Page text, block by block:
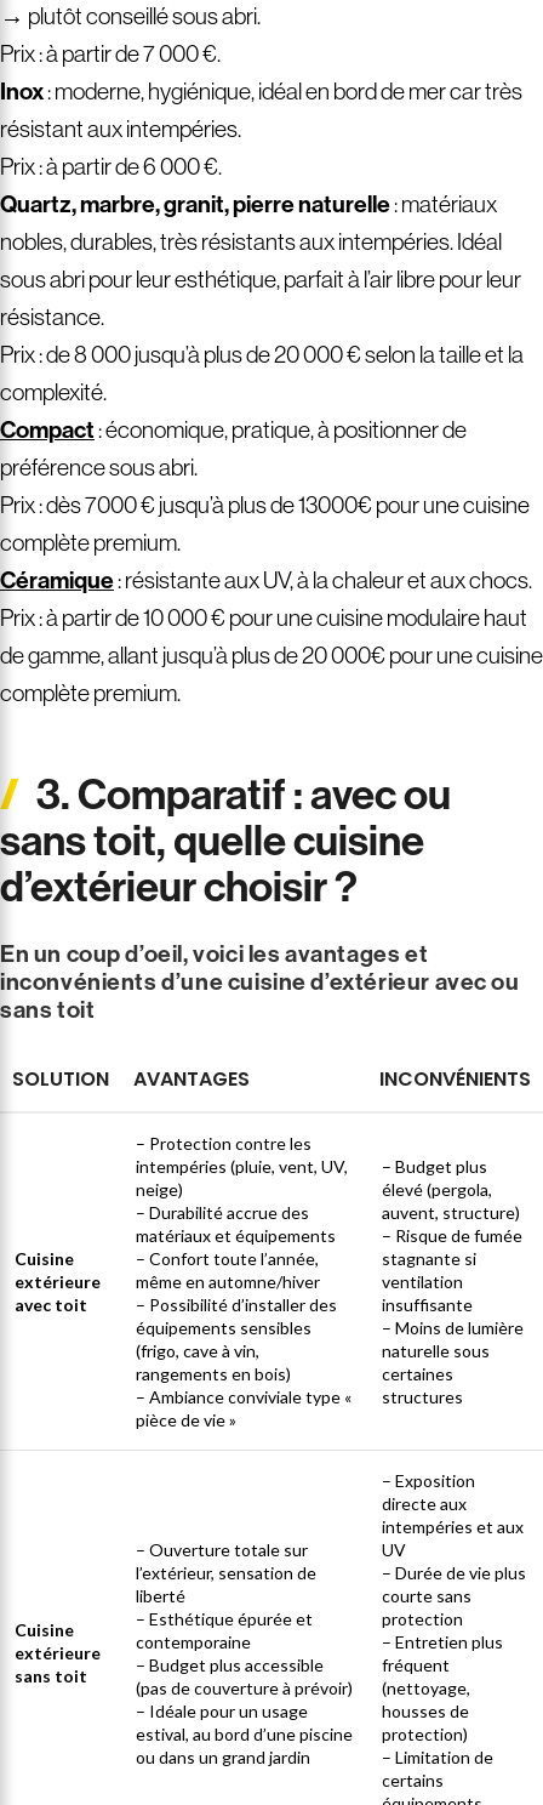
→ plutôt conseillé sous abri.
Prix : à partir de 7 000 €.
Inox: moderne, hygiénique, idéal en bord de mer car très
résistant aux intempéries.
Prix : à partir de 6 000 €.
Quartz, marbre, granit, pierre naturelle: matériaux
nobles, durables, très résistants aux intempéries. Idéal
sous abri pour leur esthétique, parfait à l’air libre pour leur
résistance.
Prix : de 8 000 jusqu’à plus de 20 000 € selon la taille et la
complexité.
Compact: économique, pratique, à positionner de
préférence sous abri.
Prix : dès 7000 € jusqu’à plus de 13000€ pour une cuisine
complète premium.
Céramique: résistante aux UV, à la chaleur et aux chocs.
Prix : à partir de 10 000 € pour une cuisine modulaire haut
de gamme, allant jusqu’à plus de 20 000€ pour une cuisine
complète premium.
3. Comparatif : avec ou
sans toit, quelle cuisine
d’extérieur choisir ?
En un coup d’oeil, voici les avantages et
inconvénients d’une cuisine d’extérieur avec ou
sans toit
SOLUTION AVANTAGES INCONVÉNIENTS
Cuisine
extérieure
avec toit
– Protection contre les
intempéries (pluie, vent, UV,
neige)
– Durabilité accrue des
matériaux et équipements
– Confort toute l’année,
même en automne/hiver
– Possibilité d’installer des
équipements sensibles
(frigo, cave à vin,
rangements en bois)
– Ambiance conviviale type «
pièce de vie »
– Budget plus
élevé (pergola,
auvent, structure)
– Risque de fumée
stagnante si
ventilation
insuffisante
– Moins de lumière
naturelle sous
certaines
structures
Cuisine
extérieure
sans toit
– Ouverture totale sur
l’extérieur, sensation de
liberté
– Esthétique épurée et
contemporaine
– Budget plus accessible
(pas de couverture à prévoir)
– Idéale pour un usage
estival, au bord d’une piscine
ou dans un grand jardin
– Exposition
directe aux
intempéries et aux
UV
– Durée de vie plus
courte sans
protection
– Entretien plus
fréquent
(nettoyage,
housses de
protection)
– Limitation de
certains